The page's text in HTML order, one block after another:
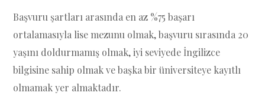
Başvuru şartları arasında en az %75 başarı
ortalamasıyla lise mezunu olmak, başvuru sırasında 20
yaşını doldurmamış olmak, iyi seviyede İngilizce
bilgisine sahip olmak ve başka bir üniversiteye kayıtlı
olmamak yer almaktadır.